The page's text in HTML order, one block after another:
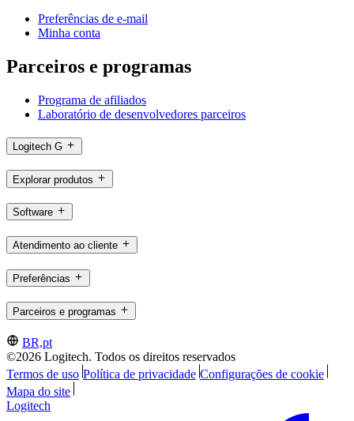
Preferências de e-mail
Minha conta
Parceiros e programas
Programa de afiliados
Laboratório de desenvolvedores parceiros
Logitech G
Explorar produtos
Software
Atendimento ao cliente
Preferências
Parceiros e programas
BR,pt
©2026 Logitech. Todos os direitos reservados
Termos de uso Política de privacidade Configurações de cookie
Mapa do site
Logitech